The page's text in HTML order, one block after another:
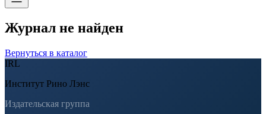
Журнал не найден
Вернуться в каталог
IRL
Институт Рино Лэнс
Издательская группа